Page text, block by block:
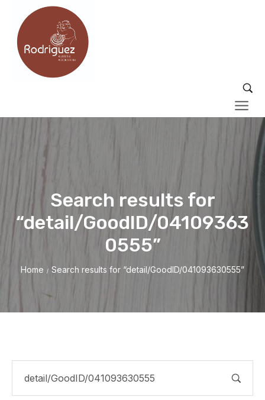
Search results for
“detail/GoodID/04109363
0555”
Home / Search results for “detail/GoodID/041093630555”